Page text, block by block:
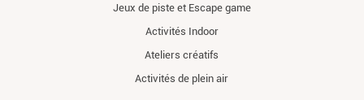
Jeux de piste et Escape game
Activités Indoor
Ateliers créatifs
Activités de plein air